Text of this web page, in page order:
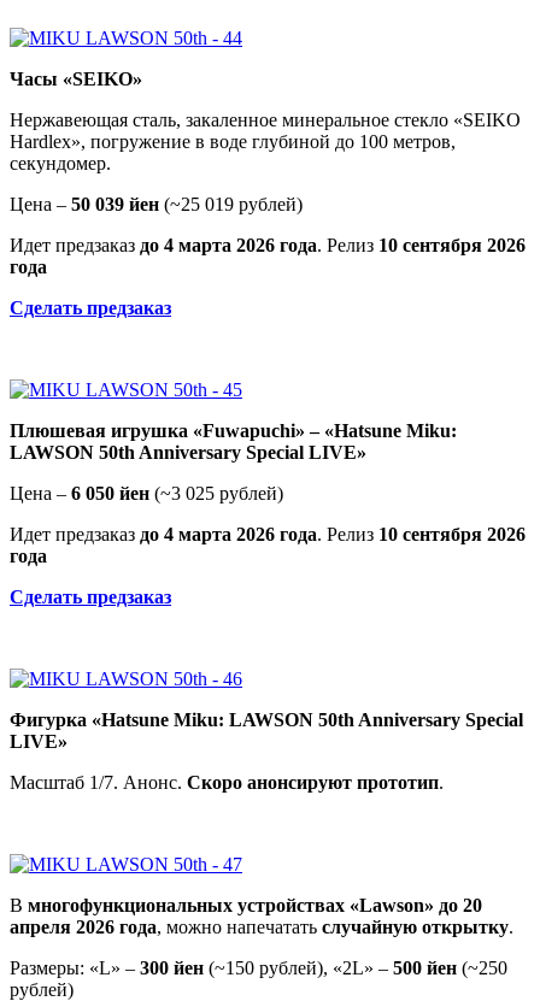
Часы «SEIKO»
Нержавеющая сталь, закаленное минеральное стекло «SEIKO
Hardlex», погружение в воде глубиной до 100 метров,
секундомер.
Цена – 50 039 йен (~25 019 рублей)
Идет предзаказ до 4 марта 2026 года. Релиз 10 сентября 2026
года
Сделать предзаказ
Плюшевая игрушка «Fuwapuchi» – «Hatsune Miku:
LAWSON 50th Anniversary Special LIVE»
Цена – 6 050 йен (~3 025 рублей)
Идет предзаказ до 4 марта 2026 года. Релиз 10 сентября 2026
года
Сделать предзаказ
Фигурка «Hatsune Miku: LAWSON 50th Anniversary Special
LIVE»
Масштаб 1/7. Анонс. Скоро анонсируют прототип.
В многофункциональных устройствах «Lawson» до 20
апреля 2026 года, можно напечатать случайную открытку.
Размеры: «L» – 300 йен (~150 рублей), «2L» – 500 йен (~250
рублей)